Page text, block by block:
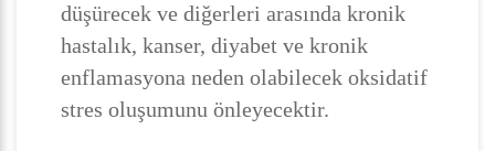
düşürecek ve diğerleri arasında kronik
hastalık, kanser, diyabet ve kronik
enflamasyona neden olabilecek oksidatif
stres oluşumunu önleyecektir.